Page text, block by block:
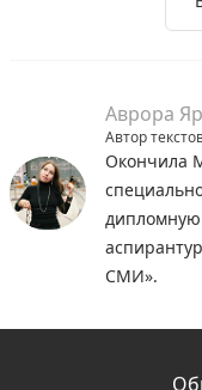
Аврора
Автор
Окончила
дипломную
СМИ».